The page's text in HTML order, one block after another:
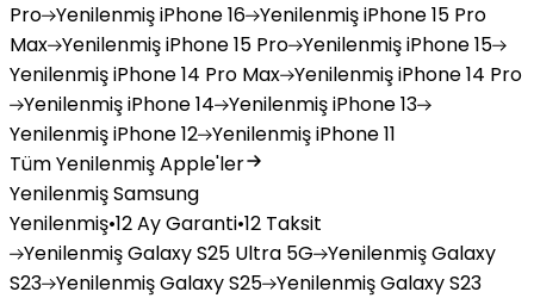
Pro YenilenmişiPhone 16 YenilenmişiPhone 15 Pro
Max YenilenmişiPhone 15 Pro YenilenmişiPhone 15
YenilenmişiPhone 14 Pro Max YenilenmişiPhone 14 Pro
YenilenmişiPhone 14 YenilenmişiPhone 13
YenilenmişiPhone 12 YenilenmişiPhone 11
Tüm Yenilenmiş Apple'ler
Yenilenmiş Samsung
Yenilenmiş•12 Ay Garanti•12 Taksit
YenilenmişGalaxy S25 Ultra 5G YenilenmişGalaxy
S23 YenilenmişGalaxy S25 YenilenmişGalaxy S23